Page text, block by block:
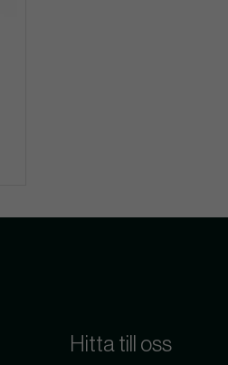
Hitta till oss